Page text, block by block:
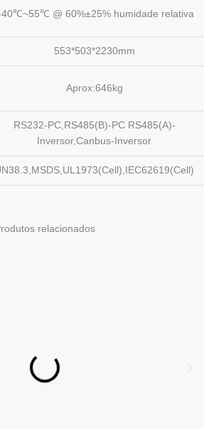
@ 60%±25% humidade relativa
553*503*2230mm
Aprox:646kg
RS232-PC,RS485(B)-PC RS485(A)-
Inversor,Canbus-Inversor
relacionados